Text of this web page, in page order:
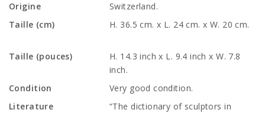
Origine
Switzerland.
Taille (cm)
H. 36.5 cm. x L. 24 cm. x W. 20 cm.
Taille (pouces)
H. 14.3 inch x L. 9.4 inch x W. 7.8
inch.
Condition
Very good condition.
Literature
“The dictionary of sculptors in